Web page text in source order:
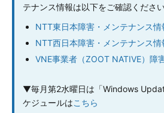
テナンス情報は以下をご確認ください
NTT東日本障害・メンテナンス情
NTT西日本障害・メンテナンス情
VNE事業者（ZOOT NATIVE）障
▼毎月第2水曜日は「Windows
ケジュールはこちら